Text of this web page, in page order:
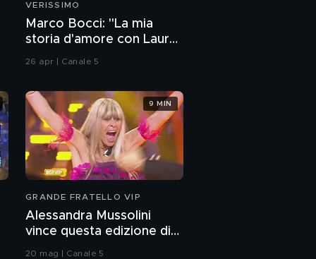
Mannheimer
Valerio Scanu
VERISSIMO
Marco Bocci: "La mia
storia d'amore con Laura
Chiatti"
26 apr | Canale 5
GRANDE FRATELLO VIP
Alessandra Mussolini
vince questa edizione di
Grande Fratello VIP
20 mag | Canale 5
9 MIN